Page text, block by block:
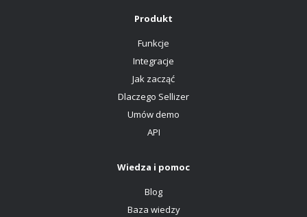
Produkt
Funkcje
Integracje
Jak zacząć
Dlaczego Sellizer
Umów demo
API
Wiedza i pomoc
Blog
Baza wiedzy